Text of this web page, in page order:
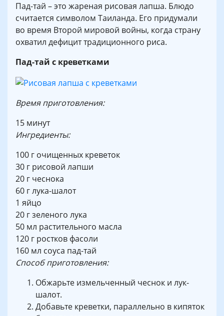
Пад-тай – это жареная рисовая лапша. Блюдо
считается символом Таиланда. Его придумали
во время Второй мировой войны, когда страну
охватил дефицит традиционного риса.
Пад-тай с креветками
Время приготовления:
15 минут
Ингредиенты:
100 г очищенных креветок
30 г рисовой лапши
20 г чеснока
60 г лука-шалот
1 яйцо
20 г зеленого лука
50 мл растительного масла
120 г ростков фасоли
160 мл соуса пад-тай
Способ приготовления:
Обжарьте измельченный чеснок и лук-
шалот.
Добавьте креветки, параллельно в кипяток